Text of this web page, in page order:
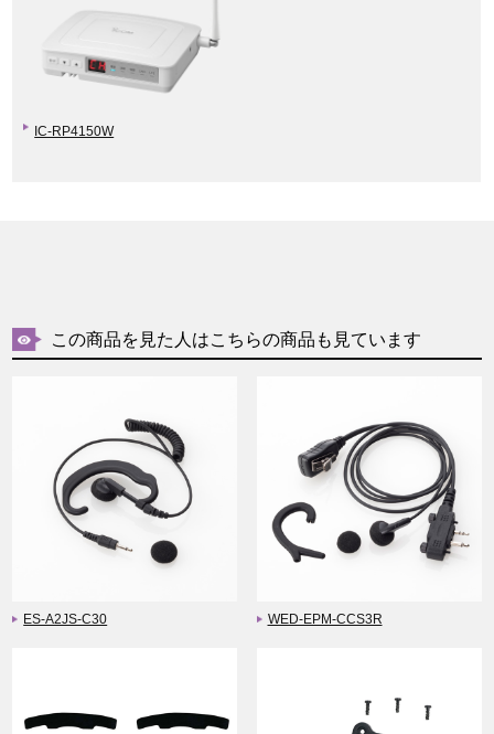
IC-RP4150W
この商品を見た人はこちらの商品も見ています
ES-A2JS-C30 WED-EPM-CCS3R